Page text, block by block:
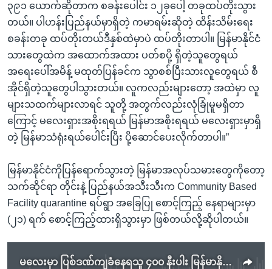
၃၉၁ ယောက်ဆိုတာက စခန်းပေါင်း ၁၂ခုပေါ့ တခုထပ်တိုးသွား
တယ်။ ပါဟန်းပြည်နယ်မှာရှိတဲ့ ကမာရမ်းဆိုတဲ့ ထိန်းသိမ်းရေး
စခန်းတခု ထပ်တိုးတယ်ဒီနှစ်ထဲမှာပဲ ထပ်တိုးတာပါ။ မြန်မာနိုင်ငံ
သားတွေထဲက အထောက်အထား ပတ်စပို့ ရှိတဲ့သူတွေရယ်
အရေးပေါ်အမိန့် မထုတ်ပြန်ခင်က သွာစစ်ပြီးသားလူတွေရယ် စီ
အိုင်ရှိတဲ့သူတွေပါသွားတယ်။ လူကလည်းများတော့ အထဲမှာ လူ
များသထက်များလာရင် သူတို့ အတွက်လည်းလုံခြုံမူမရှိတာ
ကြောင့် မလေးရှားအစိုးရရယ် မြန်မာအစိုးရရယ် မလေးရှားမှာရှိ
တဲ့ မြန်မာသံရုံးရယ်ပေါင်းပြီး ပို့ဆောင်ပေးလိုက်တာပါ။”
မြန်မာနိုင်ငံကိုပြန်ရောက်သွားတဲ့ မြန်မာအလုပ်သမားတွေကိုတော့
သက်ဆိုင်ရာ တိုင်းနဲ့ ပြည်နယ်အသီးသီးက Community Based
Facility quarantine ရပ်ရွာ အခြေပြု စောင့်ကြည့် နေရာများမှာ
(၂၁) ရက် စောင့်ကြည့်ထားရှိသွားမှာ ဖြစ်တယ်လို့ဆိုပါတယ်။
မလေးမှာ ပြစ်ဒဏ်ကျခံနေရသူ ၄၀၀ နီးပါး မြန်မာနိုင်ငံ ပြန်ပို့ခံရ